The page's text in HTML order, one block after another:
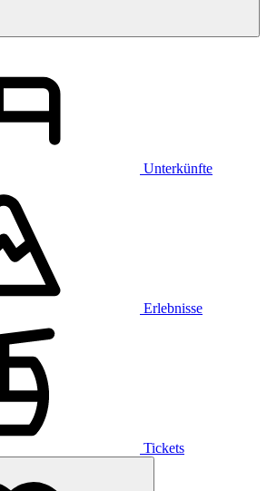
Unterkünfte
Erlebnisse
Tickets